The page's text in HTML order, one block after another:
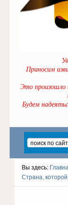
Приносим
Это произошло
Будем
Вы здесь:
Страна,